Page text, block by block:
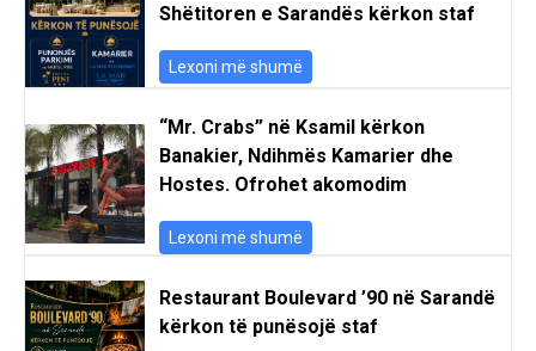
Shëtitoren e Sarandës kërkon staf
Lexoni më shumë
“Mr. Crabs” në Ksamil kërkon
Banakier, Ndihmës Kamarier dhe
Hostes. Ofrohet akomodim
Lexoni më shumë
Restaurant Boulevard ’90 në Sarandë
kërkon të punësojë staf